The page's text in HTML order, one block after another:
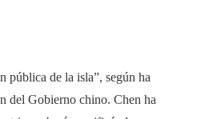
pública de la isla”, según ha
del Gobierno chino. Chen ha